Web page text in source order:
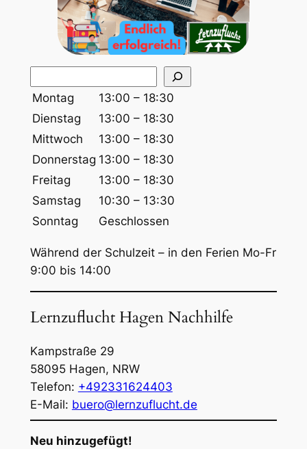
u
c
e
n
Montag
13:00 – 18:30
Dienstag
13:00 – 18:30
Mittwoch
13:00 – 18:30
Donnerstag 13:00 – 18:30
Freitag
13:00 – 18:30
Samstag
10:30 – 13:30
Sonntag
Geschlossen
Während der Schulzeit – in den Ferien Mo-Fr
9:00 bis 14:00
Lernzuflucht Hagen Nachhilfe
Kampstraße 29
58095Hagen, NRW
Telefon: +492331624403
E-Mail: buero@lernzuflucht.de
Neu hinzugefügt!